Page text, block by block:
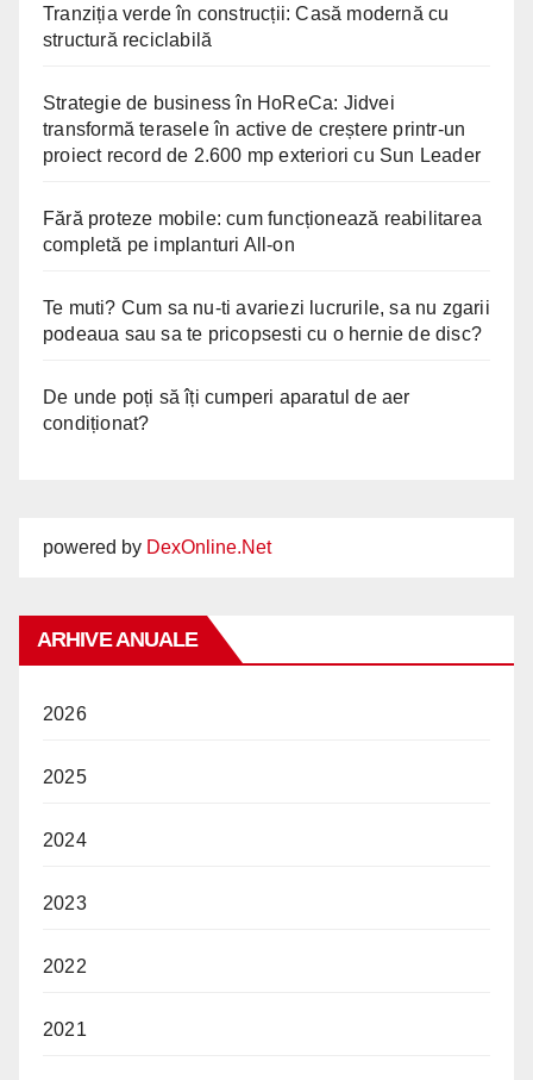
Tranziția verde în construcții: Casă modernă cu
structură reciclabilă
Strategie de business în HoReCa: Jidvei
transformă terasele în active de creștere printr-un
proiect record de 2.600 mp exteriori cu Sun Leader
Fără proteze mobile: cum funcționează reabilitarea
completă pe implanturi All-on
Te muti? Cum sa nu-ti avariezi lucrurile, sa nu zgarii
podeaua sau sa te pricopsesti cu o hernie de disc?
De unde poți să îți cumperi aparatul de aer
condiționat?
powered by DexOnline.Net
ARHIVE ANUALE
2026
2025
2024
2023
2022
2021